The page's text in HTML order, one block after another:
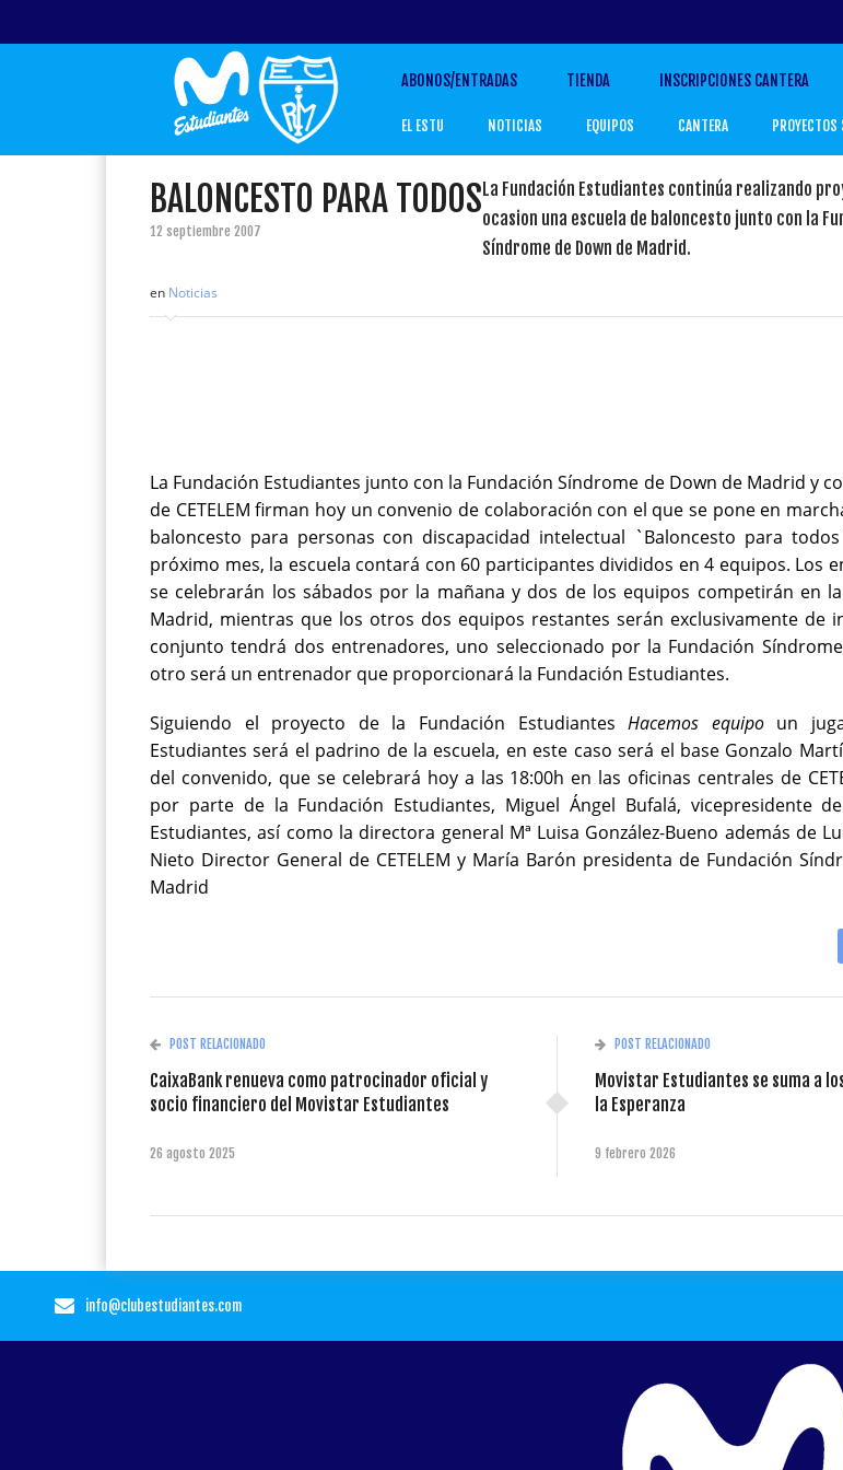
ABONOS/ENTRADAS TIENDA INSCRIPCIONES CANTERA
EL ESTU NOTICIAS EQUIPOS CANTERA PROYECTOS
BALONCESTO PARA TODOS
12 septiembre 2007
La Fundación Estudiantes continúa realizando
ocasion una escuela de baloncesto junto con la
Síndrome de Down de Madrid.
en Noticias
La Fundación Estudiantes junto con la Fundación Síndrome de Down de Madrid y
de CETELEM firman hoy un convenio de colaboración con el que se pone en
baloncesto para personas con discapacidad intelectual `Baloncesto para
próximo mes, la escuela contará con 60 participantes divididos en 4 equipos. Los
se celebrarán los sábados por la mañana y dos de los equipos competirán en la
Madrid, mientras que los otros dos equipos restantes serán exclusivamente de
conjunto tendrá dos entrenadores, uno seleccionado por la Fundación
otro será un entrenador que proporcionará la Fundación Estudiantes.
Siguiendo el proyecto de la Fundación EstudiantesHacemos equipo un
Estudiantes será el padrino de la escuela, en este caso será el base Gonzalo
del convenido, que se celebrará hoy a las 18:00h en las oficinas centrales de
por parte de la Fundación Estudiantes, Miguel Ángel Bufalá, vicepresidente
Estudiantes, así como la directora general Mª Luisa González-Bueno además de
Nieto Director General de CETELEM y María Barón presidenta de Fundación
Madrid
POST RELACIONADO
CaixaBank renueva como patrocinador oficial y
socio financiero del Movistar Estudiantes
26 agosto 2025
POST RELACIONADO
Movistar Estudiantes se suma a
la Esperanza
9 febrero 2026
info@clubestudiantes.com